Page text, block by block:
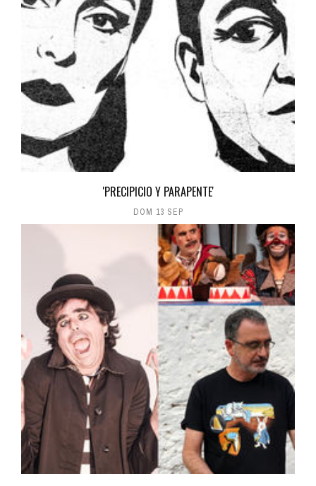
'PRECIPICIO Y PARAPENTE'
DOM 13 SEP